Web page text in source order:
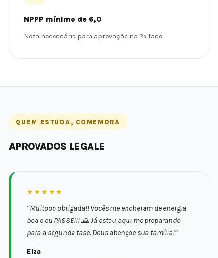
NPPP mínimo de 6,0
Nota necessária para aprovação na 2ª fase.
QUEM ESTUDA, COMEMORA
APROVADOS LEGALE
★★★★★
“Muitooo obrigada!! Vocês me encheram de energia
boa e eu PASSEIII 🙏 Já estou aqui me preparando
para a segunda fase. Deus abençoe sua família!”
Elza